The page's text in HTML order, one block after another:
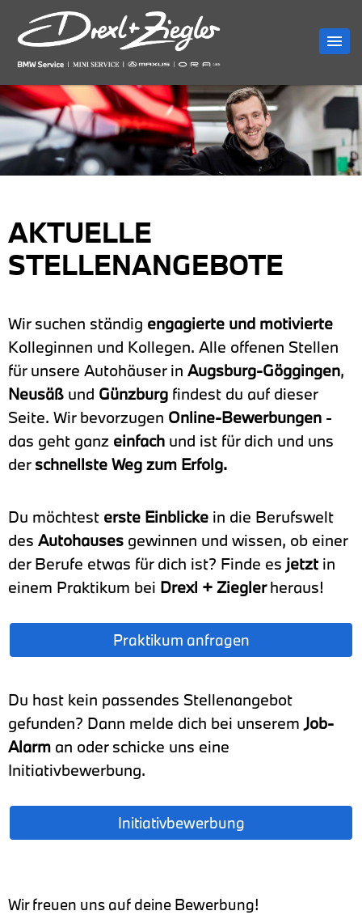
AKTUELLE
STELLENANGEBOTE
Wir suchen ständig engagierte und motivierte
Kolleginnen und Kollegen. Alle offenen Stellen
für unsere Autohäuser in Augsburg-Göggingen,
Neusäß und Günzburg findest du auf dieser
Seite. Wir bevorzugen Online-Bewerbungen -
das geht ganz einfach und ist für dich und uns
der schnellste Weg zum Erfolg.
Du möchtest erste Einblicke in die Berufswelt
des Autohauses gewinnen und wissen, ob einer
der Berufe etwas für dich ist? Finde es jetzt in
einem Praktikum bei Drexl + Zieglerheraus!
Praktikum anfragen
Du hast kein passendes Stellenangebot
gefunden? Dann melde dich bei unserem Job-
Alarm an oder schicke uns eine
Initiativbewerbung.
Initiativbewerbung
Wir freuen uns auf deine Bewerbung!